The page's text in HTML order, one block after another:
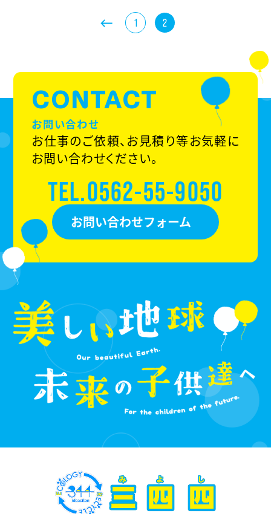
1 2
CONTACT
お問い合わせ
お仕事のご依頼、お見積り等お気軽に
お問い合わせください。
TEL.0562-55-9050
お問い合わせフォーム